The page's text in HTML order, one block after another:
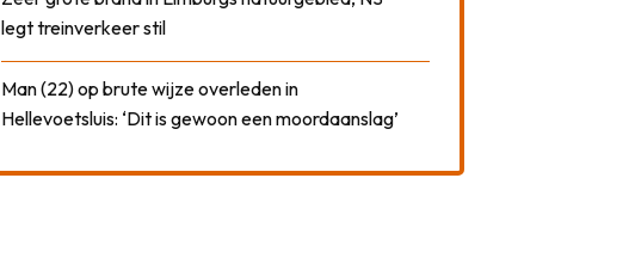
legt treinverkeer stil
Man (22) op brute wijze overleden in
Hellevoetsluis: ‘Dit is gewoon een moordaanslag’